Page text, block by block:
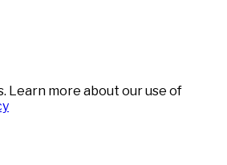
Learn more about our use of